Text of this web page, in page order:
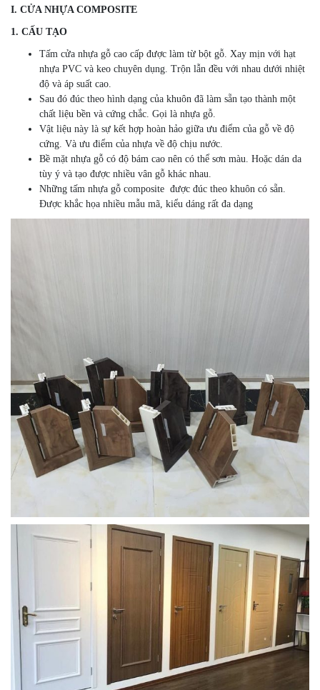
I. CỬA NHỰA COMPOSITE
1. CẤU TẠO
Tấm cửa nhựa gỗ cao cấp được làm từ bột gỗ. Xay mịn với hạt
nhựa PVC và keo chuyên dụng. Trộn lẫn đều với nhau dưới nhiệt
độ và áp suất cao.
Sau đó đúc theo hình dạng của khuôn đã làm sẵn tạo thành một
chất liệu bền và cứng chắc. Gọi là nhựa gỗ.
Vật liệu này là sự kết hợp hoàn hảo giữa ưu điểm của gỗ về độ
cứng. Và ưu điểm của nhựa về độ chịu nước.
Bề mặt nhựa gỗ có độ bám cao nên có thể sơn màu. Hoặc dán da
tùy ý và tạo được nhiều vân gỗ khác nhau.
Những tấm nhựa gỗ composite được đúc theo khuôn có sẵn.
Được khắc họa nhiều mẫu mã, kiểu dáng rất đa dạng